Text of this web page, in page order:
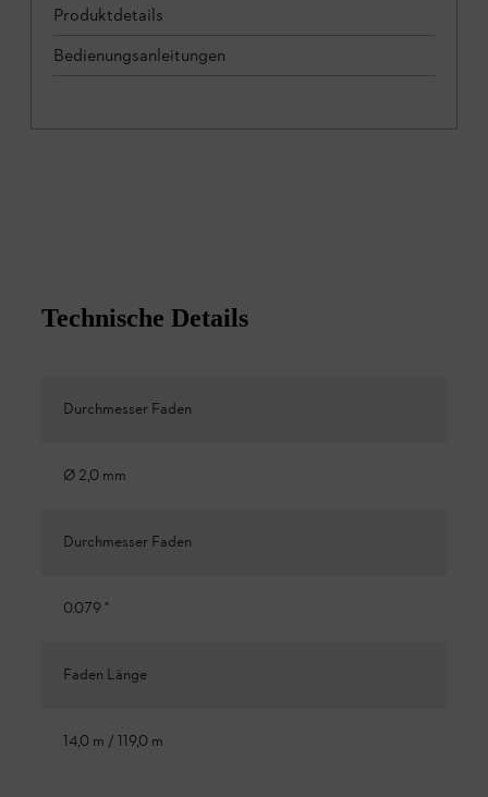
Produktdetails
Bedienungsanleitungen
Technische Details
Durchmesser Faden
Ø 2,0 mm
Durchmesser Faden
0.079 "
Faden Länge
14,0 m / 119,0 m